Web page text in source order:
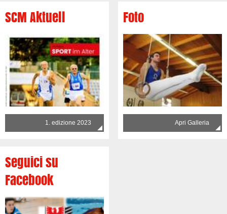
SCM Aktuell
1. edizione 2023
Foto
Apri Galleria
Seguici su
Facebook